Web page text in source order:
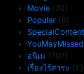
Movie (70)
Popular (6)
SpecialContent
YouMayMissed
อนิเม (797)
เรื่องไร้สาระ